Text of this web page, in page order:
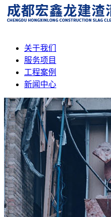
关于我们
服务项目
工程案例
新闻中心